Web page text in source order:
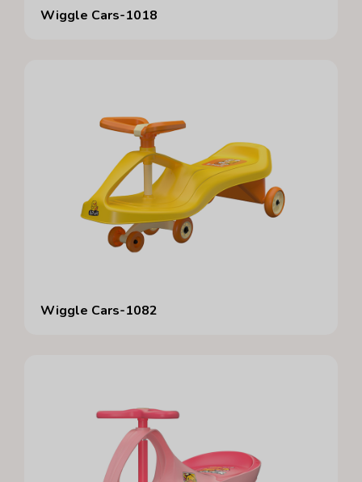
Wiggle Cars-1018
Wiggle Cars-1082